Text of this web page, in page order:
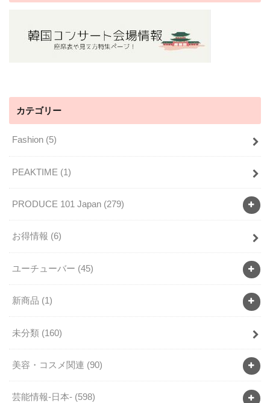
カテゴリー
Fashion (5)
PEAKTIME (1)
PRODUCE 101 Japan (279)
お得情報 (6)
ユーチューバー (45)
新商品 (1)
未分類 (160)
美容・コスメ関連 (90)
芸能情報-日本- (598)